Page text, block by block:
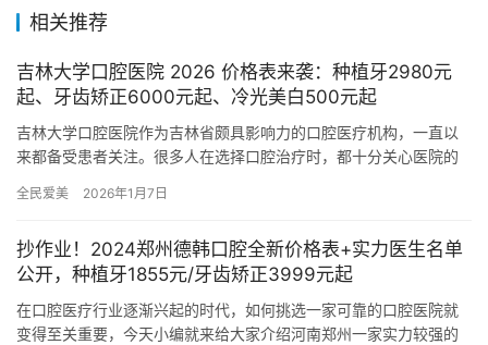
相关推荐
吉林大学口腔医院 2026 价格表来袭：种植牙2980元
起、牙齿矫正6000元起、冷光美白500元起
吉林大学口腔医院作为吉林省颇具影响力的口腔医疗机构，一直以
来都备受患者关注。很多人在选择口腔治疗时，都十分关心医院的
全民爱美 2026年1月7日
抄作业！2024郑州德韩口腔全新价格表+实力医生名单
公开，种植牙1855元/牙齿矫正3999元起
在口腔医疗行业逐渐兴起的时代，如何挑选一家可靠的口腔医院就
变得至关重要，今天小编就来给大家介绍河南郑州一家实力较强的